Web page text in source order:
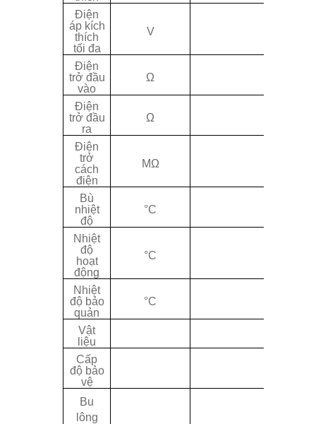
Điện
áp kích
thích
tối đa
V
Điện
trở đầu
vào
Ω
Điện
trở đầu
ra
Ω
Điện
trở
cách
điện
MΩ
Bù
nhiệt
độ
°C
Nhiệt
độ
hoạt
động
°C
Nhiệt
độ bảo
quản
°C
Vật
liệu
Cấp
độ bảo
vệ
Bu
lông